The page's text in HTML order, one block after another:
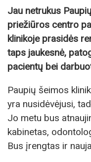
Jau netrukus
priežiūros centro
klinikoje prasidės
taps jaukesnė,
pacientų bei
Paupių šeimos
yra nusidėvėjusi,
Jo metu bus
kabinetas,
Bus įrengtas ir